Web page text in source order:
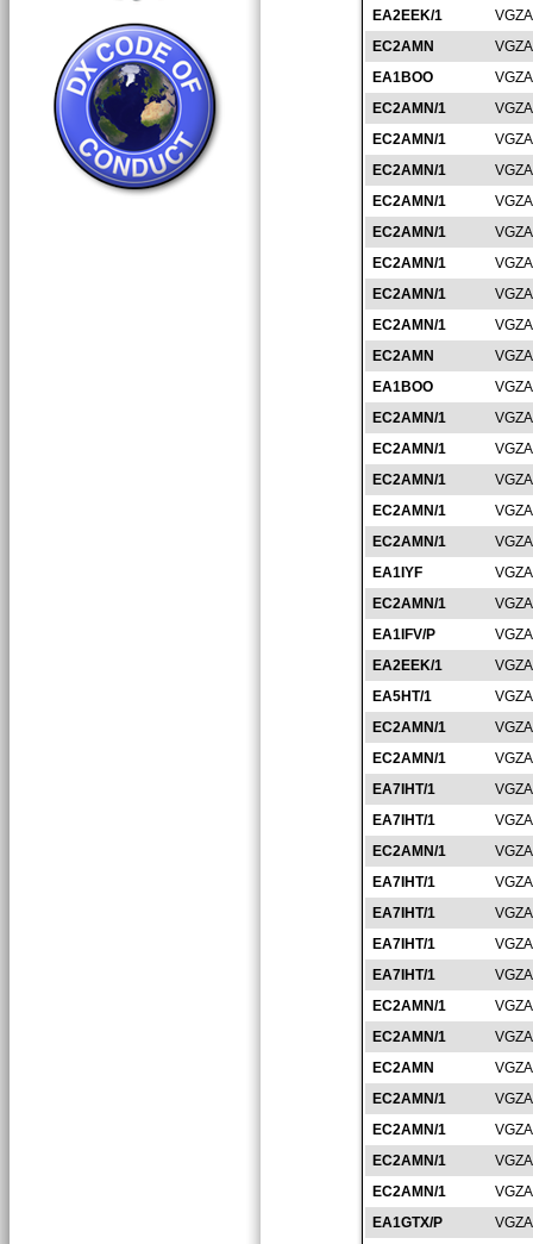
EA2EEK/1
EC2AMN
EA1BOO
EC2AMN/1
EC2AMN/1
EC2AMN/1
EC2AMN/1
EC2AMN/1
EC2AMN/1
EC2AMN/1
EC2AMN/1
EC2AMN
EA1BOO
EC2AMN/1
EC2AMN/1
EC2AMN/1
EC2AMN/1
EC2AMN/1
EA1IYF
EC2AMN/1
EA1IFV/P
EA2EEK/1
EA5HT/1
EC2AMN/1
EC2AMN/1
EA7IHT/1
EA7IHT/1
EC2AMN/1
EA7IHT/1
EA7IHT/1
EA7IHT/1
EA7IHT/1
EC2AMN/1
EC2AMN/1
EC2AMN
EC2AMN/1
EC2AMN/1
EC2AMN/1
EC2AMN/1
EA1GTX/P